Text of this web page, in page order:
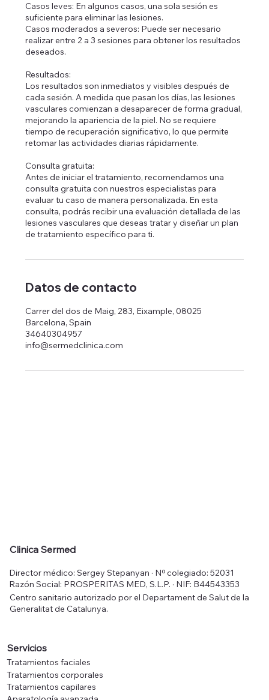
Casos leves: En algunos casos, una sola sesión es
suficiente para eliminar las lesiones.
Casos moderados a severos: Puede ser necesario
realizar entre 2 a 3 sesiones para obtener los resultados
deseados.
Resultados:
Los resultados son inmediatos y visibles después de
cada sesión. A medida que pasan los días, las lesiones
vasculares comienzan a desaparecer de forma gradual,
mejorando la apariencia de la piel. No se requiere
tiempo de recuperación significativo, lo que permite
retomar las actividades diarias rápidamente.
Consulta gratuita:
Antes de iniciar el tratamiento, recomendamos una
consulta gratuita con nuestros especialistas para
evaluar tu caso de manera personalizada. En esta
consulta, podrás recibir una evaluación detallada de las
lesiones vasculares que deseas tratar y diseñar un plan
de tratamiento específico para ti.
Datos de contacto
Carrer del dos de Maig, 283, Eixample, 08025
Barcelona, Spain
34640304957
info@sermedclinica.com
Clinica Sermed
Director médico: Sergey Stepanyan · Nº colegiado: 52031
Razón Social: PROSPERITAS MED, S.L.P. · NIF: B44543353
Centro sanitario autorizado por el Departament de Salut de la
Generalitat de Catalunya.
Servicios
Tratamientos faciales
Tratamientos corporales
Tratamientos capilares